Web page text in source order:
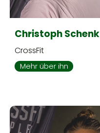
Christoph Schenk
CrossFit
Mehr über ihn